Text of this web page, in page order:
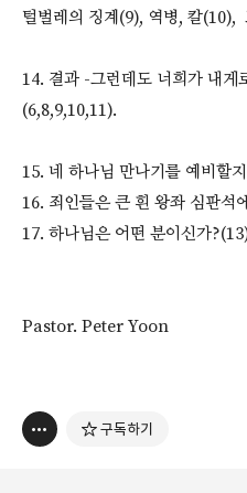
털벌레의 징계(9), 역병, 칼(10),
14. 결과 -그런데도 너희가 내게
(6,8,9,10,11).
15. 네 하나님 만나기를 예비할
16. 죄인들은 큰 흰 왕좌 심판석
17. 하나님은 어떤 분이신가
Pastor. Peter Yoon
구독하기